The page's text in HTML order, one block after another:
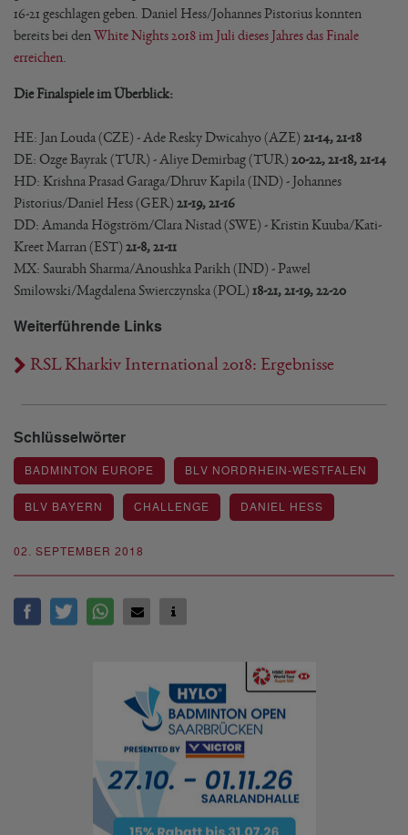
02. SEPTEMBER 2018
16-21 geschlagen geben. Daniel Hess/Johannes Pistorius konnten
bereits bei den White Nights 2018 im Juli dieses Jahres das Finale
erreichen
Die Finalspiele im Überblick:
HE: Jan Louda (CZE) - Ade Resky Dwicahyo (AZE) 21-14, 21-18
DE: Ozge Bayrak (TUR) - Aliye Demirbag (TUR) 20-22, 21-18, 21-14
HD: Krishna Prasad Garaga/Dhruv Kapila (IND) - Johannes
Pistorius/Daniel Hess (GER) 21-19, 21-16
DD: Amanda Högström/Clara Nistad (SWE) - Kristin Kuuba/Kati-
Kreet Marran (EST) 21-8, 21-11
MX: Saurabh Sharma/Anoushka Parikh (IND) - Pawel
Smilowski/Magdalena Swierczynska (POL) 18-21, 21-19, 22-20
Weiterführende Links
RSL Kharkiv International 2018: Ergebnisse
Schlüsselwörter
BADMINTON EUROPE BLV NORDRHEIN-WESTFALEN
BLV BAYERN CHALLENGE DANIEL HESS